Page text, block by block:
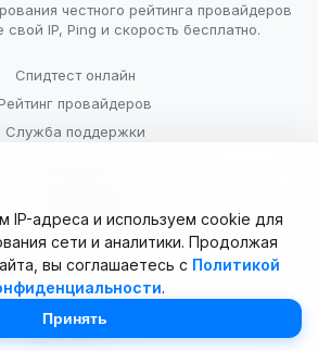
честного рейтинга провайдеров
свой IP, Ping и скорость бесплатно.
Спидтест онлайн
провайдеров
Служба поддержки
использования
(ИП Долматова В.В.). Все права
IP-адреса и используем cookie для
сети и аналитики. Продолжая
вы соглашаетесь с Политикой
.
Принять